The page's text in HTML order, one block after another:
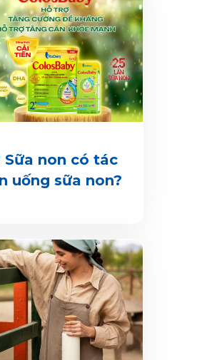
Sữa non có tác
uống sữa non?